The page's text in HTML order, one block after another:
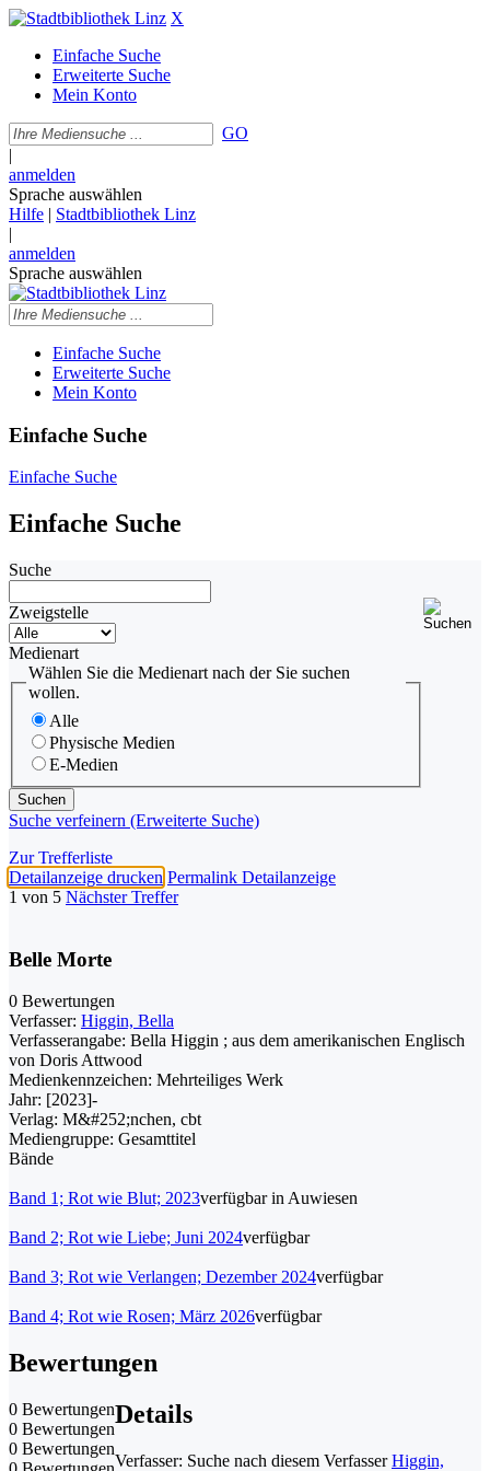
X
Einfache Suche
Erweiterte Suche
Mein Konto
GO
|
anmelden
Sprache auswählen
Hilfe | Stadtbibliothek Linz
|
anmelden
Sprache auswählen
Einfache Suche
Erweiterte Suche
Mein Konto
Einfache Suche
Einfache Suche
Einfache Suche
Suche
Zweigstelle
Medienart
Wählen Sie die Medienart nach der Sie suchen
wollen.
Alle
Physische Medien
E-Medien
Suche verfeinern (Erweiterte Suche)
Zur Trefferliste
Detailanzeige drucken Permalink Detailanzeige
1 von 5 Nächster Treffer
Belle Morte
0 Bewertungen
Verfasser: Higgin, Bella
Verfasserangabe: Bella Higgin ; aus dem amerikanischen Englisch
von Doris Attwood
Medienkennzeichen: Mehrteiliges Werk
Jahr: [2023]-
Verlag: M&#252;nchen, cbt
Mediengruppe: Gesamttitel
Bände
Band 1; Rot wie Blut; 2023verfügbar in Auwiesen
Band 2; Rot wie Liebe; Juni 2024verfügbar
Band 3; Rot wie Verlangen; Dezember 2024verfügbar
Band 4; Rot wie Rosen; März 2026verfügbar
Bewertungen
0 Bewertungen
0 Bewertungen
0 Bewertungen
Details
Verfasser: Suche nach diesem Verfasser Higgin,